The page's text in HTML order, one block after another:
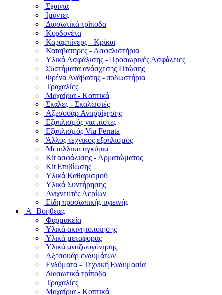
Σχοινιά
Ιμάντες
Διασωτικά τρίποδα
Κορδονέτα
Καραμπίνερς - Κρίκοι
Καταβατήρες - Ασφαλιστήρια
Υλικά Ασφάλισης - Προσωρινές Ασφάλειες
Συστήματα ανάσχεσης Πτώσης
Φρένα Ανάβασης - ποδωστήρια
Τροχαλίες
Μαχαίρια - Κοπτικά
Σκάλες - Σκαλωσιές
Αξεσουάρ Αναρρίχησης
Εξοπλισμός για πίστες
Εξοπλισμός Via Ferrata
Άλλος τεχνικός εξοπλισμός
Μεταλλικά αγκύρια
Kit ασφάλισης - Αρματώματος
Kit Επιβίωσης
Υλικά Καθαρισμού
Υλικά Συντήρησης
Ανιχνευτές Αερίων
Είδη προσωπικής υγιεινής
Α΄ Βοήθειες
Φαρμακεία
Υλικά ακινητοποίησης
Υλικά μεταφοράς
Υλικά αναζωογόνησης
Αξεσουάρ ενδυμάτων
Ενδύματα - Τεχνική Ενδυμασία
Διασωτικά τρίποδα
Τροχαλίες
Μαχαίρια - Κοπτικά